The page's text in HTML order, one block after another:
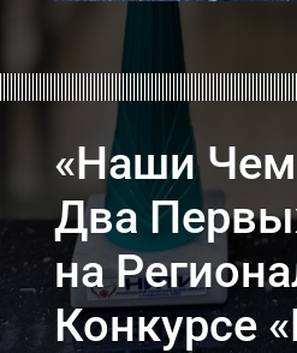
«Наши
Два
на
Конкурсе